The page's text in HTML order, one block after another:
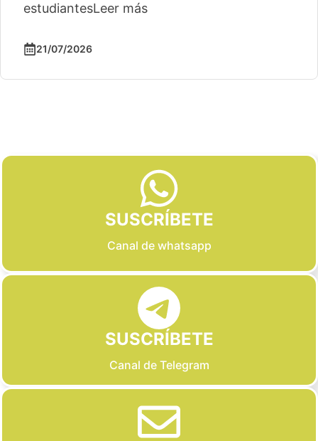
estudiantesLeer más
21/07/2026
SUSCRÍBETE
Canal de whatsapp
SUSCRÍBETE
Canal de Telegram